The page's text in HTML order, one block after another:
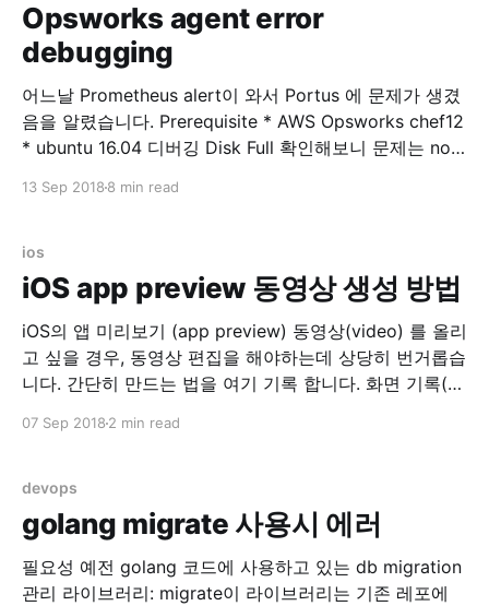
Opsworks agent error
debugging
어느날 Prometheus alert이 와서 Portus 에 문제가 생겼
음을 알렸습니다. Prerequisite * AWS Opsworks chef12
* ubuntu 16.04 디버깅 Disk Full 확인해보니 문제는 no
니다. 확인해보니 portus의 nginx 로그가 2GB 씩 stdout,
AWS opsworks
13 Sep 2018 8 min read
ios
iOS app preview 동영상 생성 방법
iOS의 앱 미리보기 (app preview) 동영상(video) 를 올리
고 싶을 경우, 동영상 편집을 해야하는데 상당히 번거롭습
니다. 간단히 만드는 법을 여기 기록 합니다. 화면 기록(실
설정 > 제어 센터 > 제어 항목 사용자화 위의 메뉴로 들어
07 Sep 2018 2 min read
devops
golang migrate 사용시 에러
필요성 예전 golang 코드에 사용하고 있는 db migration
관리 라이브러리: migrate이 라이브러리는 기존 레포에